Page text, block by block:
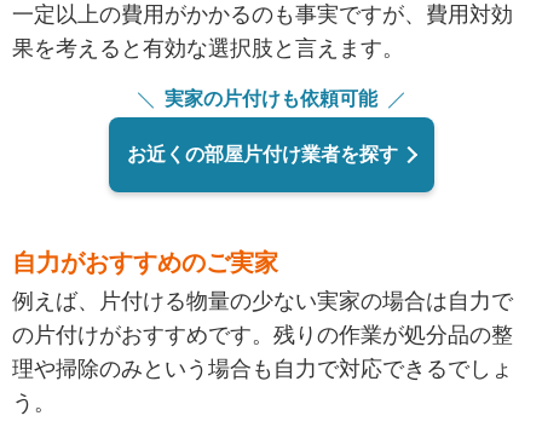
一定以上の費用がかかるのも事実ですが、費用対効
果を考えると有効な選択肢と言えます。
実家の片付けも依頼可能
お近くの部屋片付け業者を探す
自力がおすすめのご実家
例えば、片付ける物量の少ない実家の場合は自力で
の片付けがおすすめです。残りの作業が処分品の整
理や掃除のみという場合も自力で対応できるでしょ
う。